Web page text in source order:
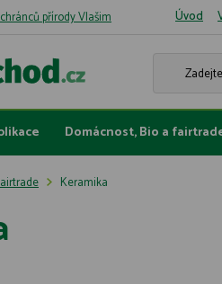
přírody Vlašim Úvod
Domácnost, Bio a
Keramika